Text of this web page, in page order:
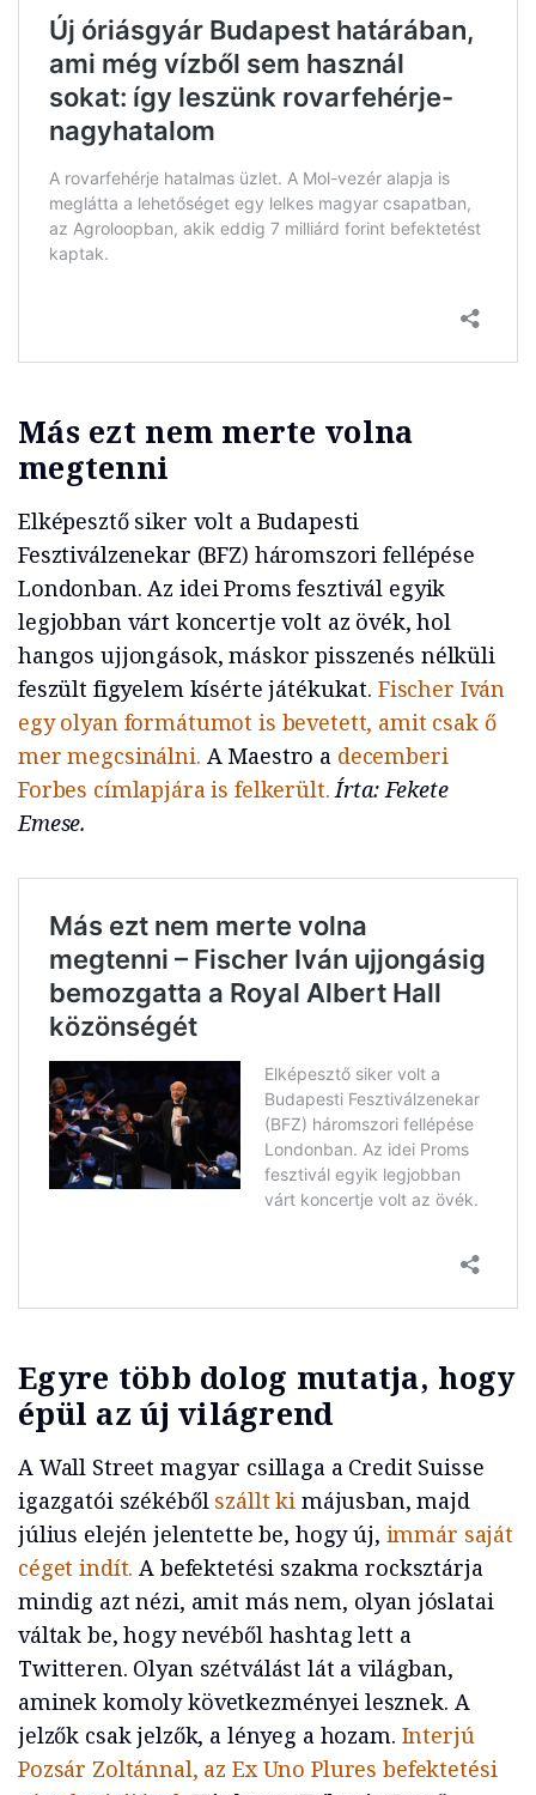
Más ezt nem merte volna
megtenni
Elképesztő siker volt a Budapesti
Fesztiválzenekar (BFZ) háromszori fellépése
Londonban. Az idei Proms fesztivál egyik
legjobban várt koncertje volt az övék, hol
hangos ujjongások, máskor pisszenés nélküli
feszült figyelem kísérte játékukat. Fischer Iván
egy olyan formátumot is bevetett, amit csak ő
mer megcsinálni. A Maestro a decemberi
Forbes címlapjára is felkerült. Írta: Fekete
Emese.
Egyre több dolog mutatja, hogy
épül az új világrend
A Wall Street magyar csillaga a Credit Suisse
igazgatói székéből szállt kimájusban, majd
július elején jelentette be, hogy új, immár saját
céget indít. A befektetési szakma rocksztárja
mindig azt nézi, amit más nem, olyan jóslatai
váltak be, hogy nevéből hashtag lett a
Twitteren. Olyan szétválást lát a világban,
aminek komoly következményei lesznek. A
jelzők csak jelzők, a lényeg a hozam. Interjú
Pozsár Zoltánnal, az Ex Uno Plures befektetési